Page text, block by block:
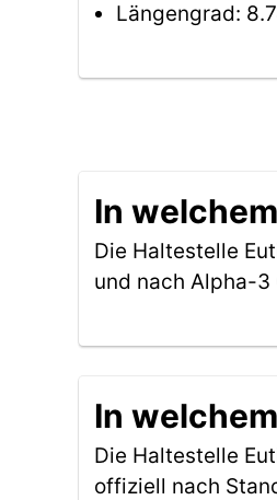
Längengrad:
In
Die Haltestelle
und nach Alpha-3
In
Die Haltestelle
offiziell nach